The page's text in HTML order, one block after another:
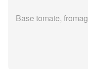
Base tomate,